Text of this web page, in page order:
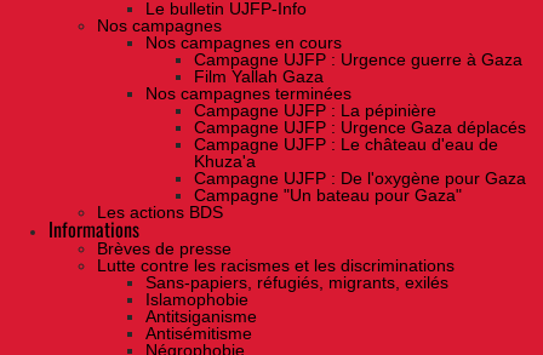
Le bulletin UJFP-Info
Nos campagnes
Nos campagnes en cours
Campagne UJFP : Urgence guerre à Gaza
Film Yallah Gaza
Nos campagnes terminées
Campagne UJFP : La pépinière
Campagne UJFP : Urgence Gaza déplacés
Campagne UJFP : Le château d'eau de
Khuza'a
Campagne UJFP : De l'oxygène pour Gaza
Campagne "Un bateau pour Gaza"
Les actions BDS
Informations
Brèves de presse
Lutte contre les racismes et les discriminations
Sans-papiers, réfugiés, migrants, exilés
Islamophobie
Antitsiganisme
Antisémitisme
Négrophobie